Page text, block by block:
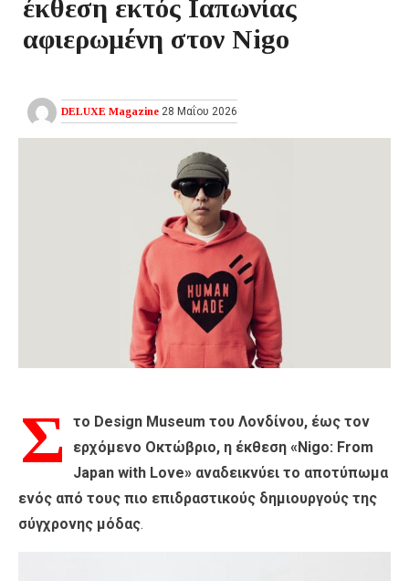
έκθεση εκτός Ιαπωνίας
αφιερωμένη στον Nigo
DELUXE Magazine 28 Μαΐου 2026
Σ
το Design Museum του Λονδίνου, έως τον
ερχόμενο Οκτώβριο, η έκθεση «Nigo: From
Japan with Love» αναδεικνύει το αποτύπωμα
ενός από τους πιο επιδραστικούς δημιουργούς της
σύγχρονης μόδας.